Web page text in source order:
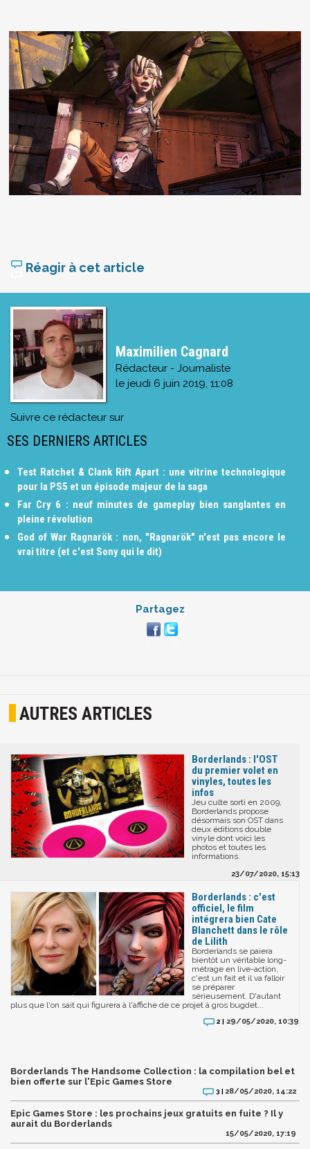
Réagir à cet article
Maximilien Cagnard
Rédacteur - Journaliste
le jeudi 6 juin 2019, 11:08
Suivre ce rédacteur sur
SES DERNIERS ARTICLES
Test Ratchet & Clank Rift Apart : une vitrine technologique
pour la PS5 et un épisode majeur de la saga
Far Cry 6 : neuf minutes de gameplay bien sanglantes en
pleine révolution
God of War Ragnarök : non, "Ragnarök" n'est pas encore le
vrai titre (et c'est Sony qui le dit)
Partagez
AUTRES ARTICLES
Borderlands : l'OST
du premier volet en
vinyles, toutes les
infos
Jeu culte sorti en 2009,
Borderlands propose
désormais son OST dans
deux éditions double
vinyle dont voici les
photos et toutes les
informations.
23/07/2020, 15:13
Borderlands : c'est
officiel, le film
intégrera bien Cate
Blanchett dans le rôle
de Lilith
Borderlands se paiera
bientôt un véritable long-
métrage en live-action,
c'est un fait et il va falloir
se préparer
sérieusement. D'autant
plus que l'on sait qui figurera à l'affiche de ce projet à gros bugdet...
2 | 29/05/2020, 10:39
Borderlands The Handsome Collection : la compilation bel et
bien offerte sur l'Epic Games Store
3 | 28/05/2020, 14:22
Epic Games Store : les prochains jeux gratuits en fuite ? Il y
aurait du Borderlands
15/05/2020, 17:19